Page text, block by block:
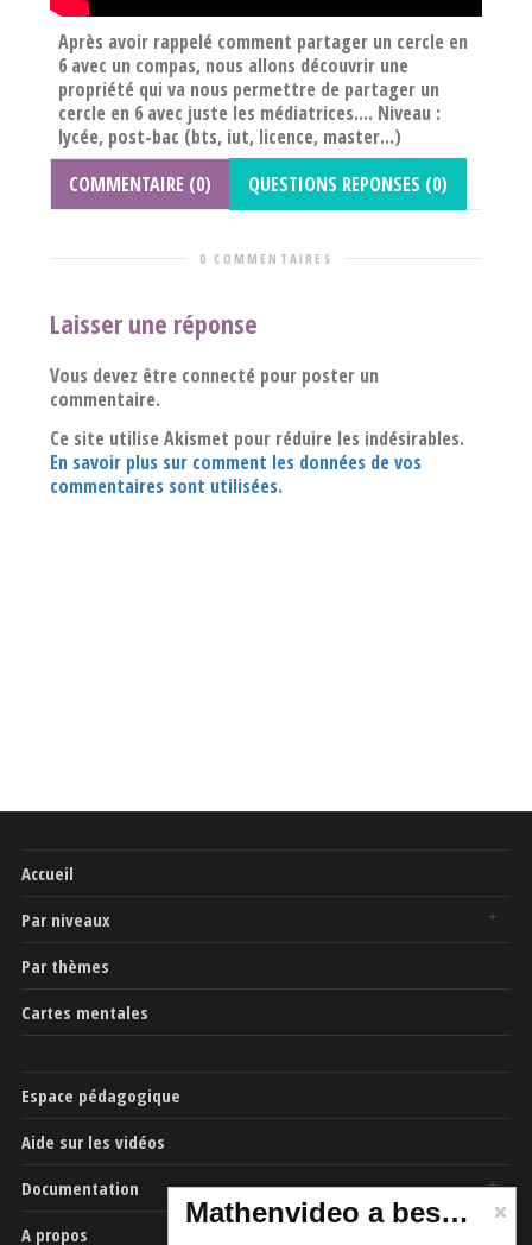
Après avoir rappelé comment partager un cercle en
6 avec un compas, nous allons découvrir une
propriété qui va nous permettre de partager un
cercle en 6 avec juste les médiatrices.... Niveau :
lycée, post-bac (bts, iut, licence, master...)
COMMENTAIRE (0)
QUESTIONS REPONSES (0)
0 COMMENTAIRES
Laisser une réponse
Vous devez être connecté pour poster un
commentaire.
Ce site utilise Akismet pour réduire les indésirables.
En savoir plus sur comment les données de vos
commentaires sont utilisées.
Accueil
Par niveaux
Par thèmes
Cartes mentales
Espace pédagogique
Aide sur les vidéos
Documentation
A propos
Mathenvideo a besoin de vous